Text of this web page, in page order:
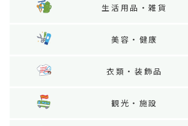
生活用品・雑貨
美容・健康
衣類・装飾品
観光・施設